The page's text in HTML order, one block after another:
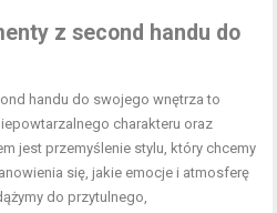
z second handu do
handu do swojego wnętrza to
charakteru oraz
jest przemyślenie stylu, który chcemy
się, jakie emocje i atmosferę
do przytulnego,